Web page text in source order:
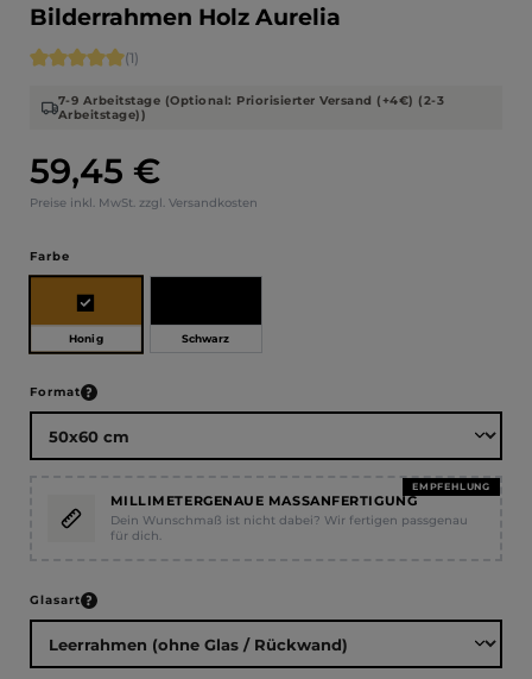
Bilderrahmen Holz Aurelia
Regulärer Preis:
59,45 €
Preise inkl. MwSt. zzgl. Versandkosten
Durchschnittliche Bewertung von 5 von 5 Sternen
(1)
7-9 Arbeitstage (Optional: Priorisierter Versand (+4€) (2-3
Arbeitstage))
Farbeauswählen
Honig Schwarz
Formatauswählen
EMPFEHLUNG
MILLIMETERGENAUE MASSANFERTIGUNG
Dein Wunschmaß ist nicht dabei? Wir fertigen passgenau
für dich.
Glasartauswählen